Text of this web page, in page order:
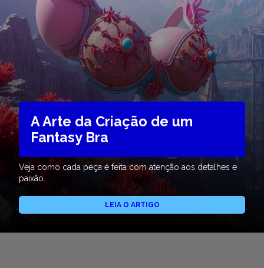
A Arte da Criação de um
Fantasy Bra
Veja como cada peça é feita com atenção aos detalhes e
paixão.
LEIA O ARTIGO